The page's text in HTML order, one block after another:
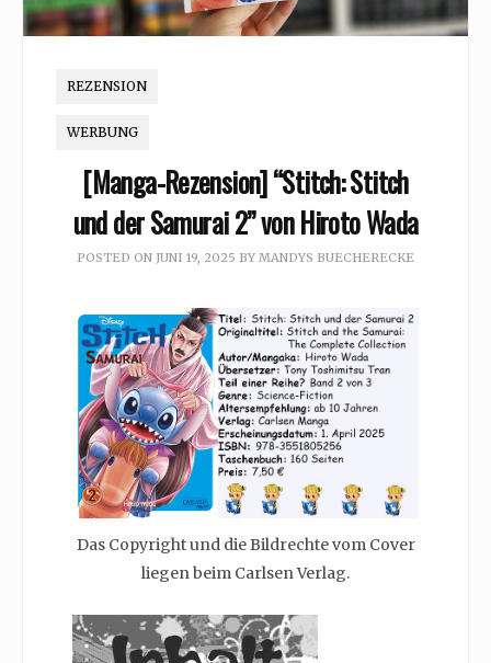
REZENSION
WERBUNG
[Manga-Rezension] “Stitch: Stitch
und der Samurai 2” von Hiroto Wada
POSTED ON JUNI 19, 2025 BY MANDYS BUECHERECKE
Das Copyright und die Bildrechte vom Cover
liegen beim Carlsen Verlag.